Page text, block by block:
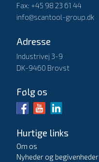
Fax: +45 98 23 61 44
info@scantool-group.dk
Adresse
Industrivej 3-9
DK-9460 Brovst
Følg os
Hurtige links
Om os
Nyheder og begivenheder